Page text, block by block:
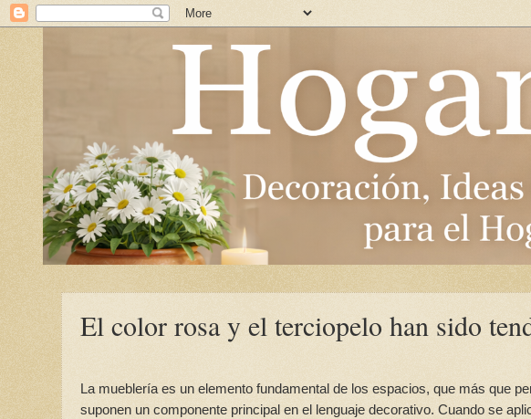
El color rosa y el terciopelo han sido
La mueblería es un elemento fundamental de los espacios, que más que
suponen un componente principal en el lenguaje decorativo. Cuando se